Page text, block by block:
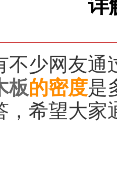
详
网友通
板的密度是
，希望大